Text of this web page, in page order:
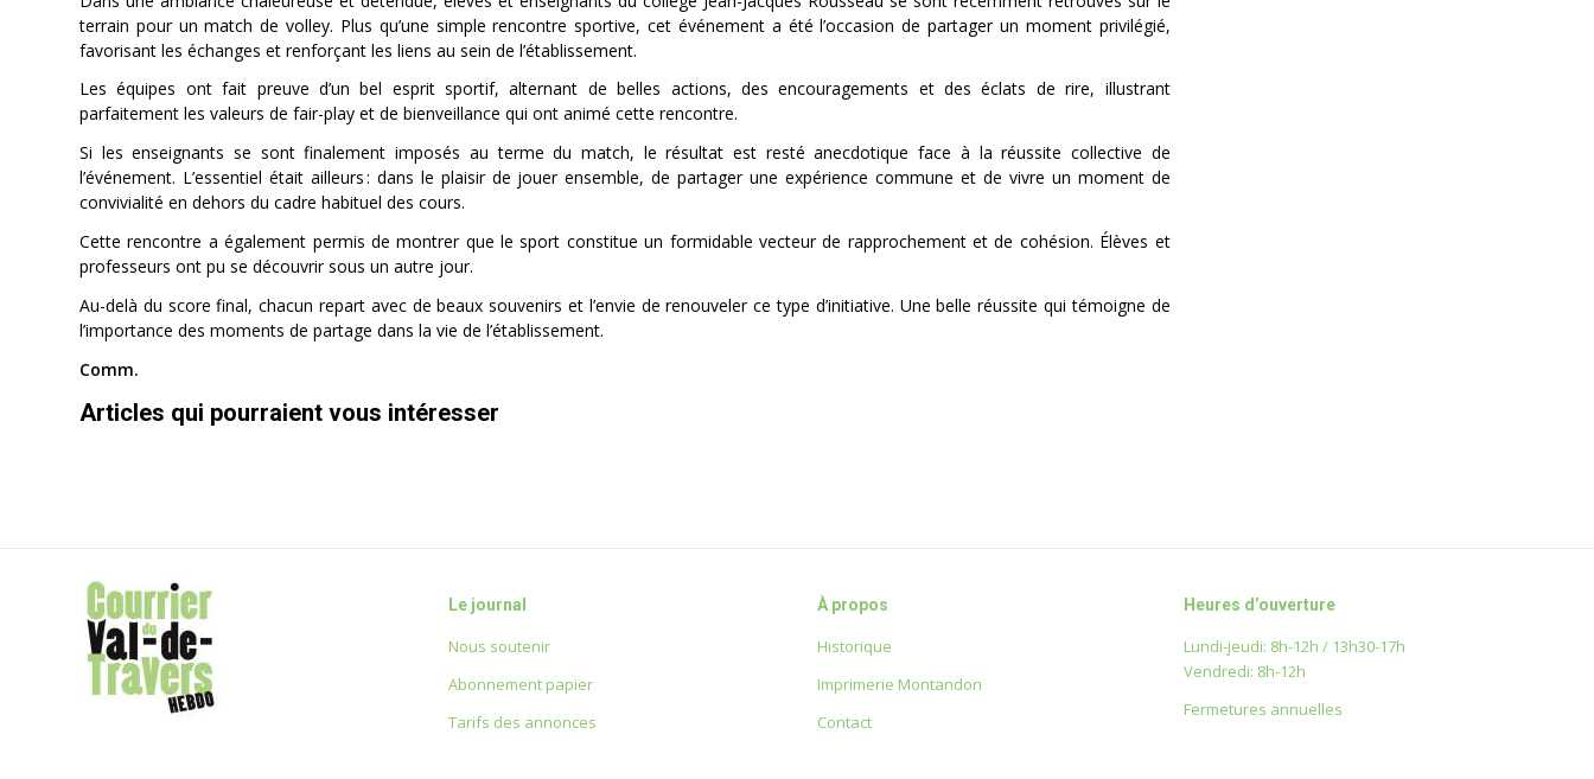
terrain pour un match de volley. Plus qu’une simple rencontre sportive, cet événement a été l’occasion de partager un moment privilégié,
favorisant les échanges et renforçant les liens au sein de l’établissement.
Les équipes ont fait preuve d’un bel esprit sportif, alternant de belles actions, des encouragements et des éclats de rire, illustrant
parfaitement les valeurs de fair-play et de bienveillance qui ont animé cette rencontre.
Si les enseignants se sont finalement imposés au terme du match, le résultat est resté anecdotique face à la réussite collective de
l’événement. L’essentiel était ailleurs : dans le plaisir de jouer ensemble, de partager une expérience commune et de vivre un moment de
convivialité en dehors du cadre habituel des cours.
Cette rencontre a également permis de montrer que le sport constitue un formidable vecteur de rapprochement et de cohésion. Élèves et
professeurs ont pu se découvrir sous un autre jour.
Au-delà du score final, chacun repart avec de beaux souvenirs et l’envie de renouveler ce type d’initiative. Une belle réussite qui témoigne de
l’importance des moments de partage dans la vie de l’établissement.
Comm.
Articles qui pourraient vous intéresser
Le journal
Nous soutenir
Abonnement papier
Tarifs des annonces
À propos
Historique
Imprimerie Montandon
Contact
Heures d’ouverture
Lundi-jeudi: 8h-12h / 13h30-17h
Vendredi: 8h-12h
Fermetures annuelles